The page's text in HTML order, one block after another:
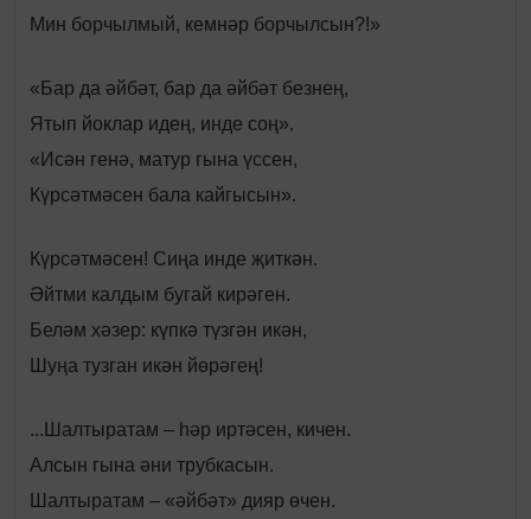
Мин борчылмый, кемнәр борчылсын?!»
«Бар да әйбәт, бар да әйбәт безнең,
Ятып йоклар идең, инде соң».
«Исән генә, матур гына үссен,
Күрсәтмәсен бала кайгысын».
Күрсәтмәсен! Сиңа инде җиткән.
Әйтми калдым бугай кирәген.
Беләм хәзер: күпкә түзгән икән,
Шуңа тузган икән йөрәгең!
...Шалтыратам – һәр иртәсен, кичен.
Алсын гына әни трубкасын.
Шалтыратам – «әйбәт» дияр өчен.